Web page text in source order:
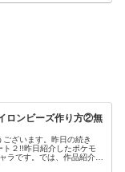
ロンビーズ作り方②無
ざいます。昨日の続き
ト２!!昨日紹介したポケモ
ラです。では、作品紹介へ